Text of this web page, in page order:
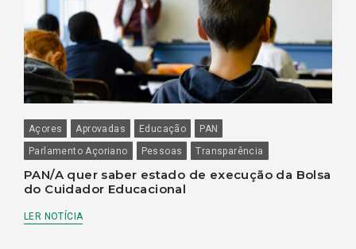
Açores Aprovadas Educação
PAN
Parlamento Açoriano
Pessoas Transparência
PAN/A quer saber estado de execução da Bolsa
do Cuidador Educacional
LER NOTÍCIA